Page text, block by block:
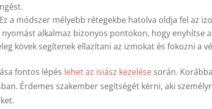
a módszer mélyebb rétegekbe hatolva oldja fel az
alkalmaz bizonyos pontokon, hogy enyhítse
kövek segítenek ellazítani az izmokat és fokozni a
fontos lépés lehet az isiász kezelése során.
Érdemes szakember segítségét kérni, aki